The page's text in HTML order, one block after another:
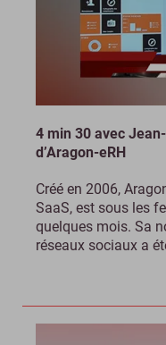
4 min 30 avec
d’Aragon-eRH
Créé en 2006,
SaaS, est sous les
quelques mois. Sa
réseaux sociaux a